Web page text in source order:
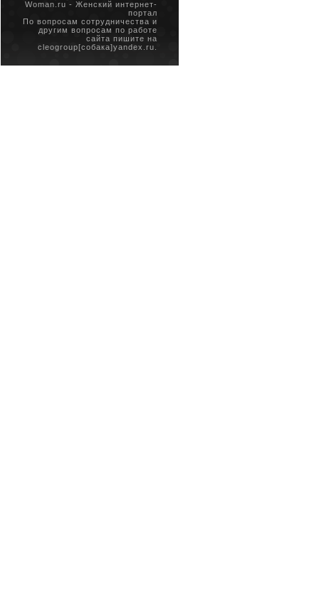
Woman.ru - Женский интернет-
портал
По вопросам сотрудничества и
другим вопросам по работе
сайта пишите на
cleogroup[собака]yandex.ru.